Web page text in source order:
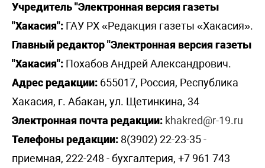
Учредитель "Электронная версия газеты
"Хакасия": ГАУ РХ «Редакция газеты «Хакасия».
Главный редактор "Электронная версия газеты
"Хакасия": Похабов Андрей Александрович.
Адрес редакции: 655017, Россия, Республика
Хакасия, г. Абакан, ул. Щетинкина, 34
Электронная почта редакции: khakred@r-19.ru
Телефоны редакции: 8(3902) 22-23-35 -
приемная, 222-248 - бухгалтерия, +7 961 743